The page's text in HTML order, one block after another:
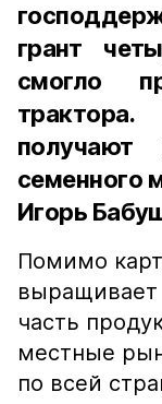
грант
смогло
семенного
Игорь
Помимо
выращивает
часть
местные
по всей